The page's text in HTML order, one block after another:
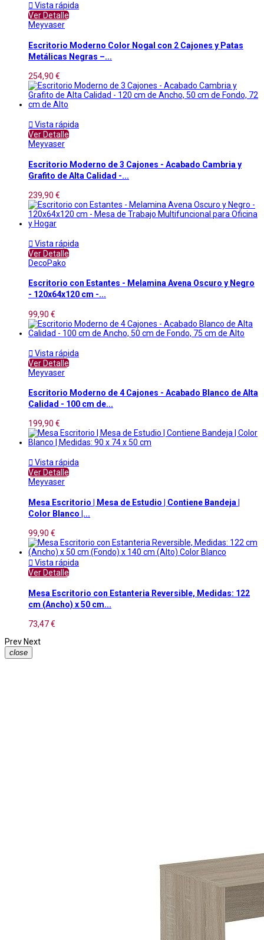
 Vista rápida
Ver Detalle
Meyvaser
Escritorio Moderno Color Nogal con 2 Cajones y Patas
Metálicas Negras –...
254,90 €
 Vista rápida
Ver Detalle
Meyvaser
Escritorio Moderno de 3 Cajones - Acabado Cambria y
Grafito de Alta Calidad -...
239,90 €
 Vista rápida
Ver Detalle
DecoPako
Escritorio con Estantes - Melamina Avena Oscuro y Negro
- 120x64x120 cm -...
99,90 €
 Vista rápida
Ver Detalle
Meyvaser
Escritorio Moderno de 4 Cajones - Acabado Blanco de Alta
Calidad - 100 cm de...
199,90 €
 Vista rápida
Ver Detalle
Meyvaser
Mesa Escritorio | Mesa de Estudio | Contiene Bandeja |
Color Blanco |...
99,90 €
 Vista rápida
Ver Detalle
Mesa Escritorio con Estanteria Reversible, Medidas: 122
cm (Ancho) x 50 cm...
73,47 €
Prev Next
close